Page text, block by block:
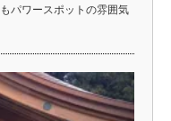
パワースポットの雰囲気